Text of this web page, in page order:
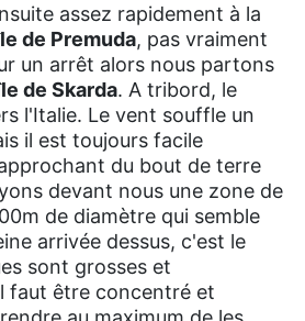
assez rapidement à la
de Premuda, pas vraiment
un arrêt alors nous partons
de Skarda. A tribord, le
l'Italie. Le vent souffle un
il est toujours facile
du bout de terre
devant nous une zone de
de diamètre qui semble
arrivée dessus, c'est le
sont grosses et
faut être concentré et